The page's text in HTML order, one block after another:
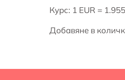
Курс: 1 EUR =
Добавяне в